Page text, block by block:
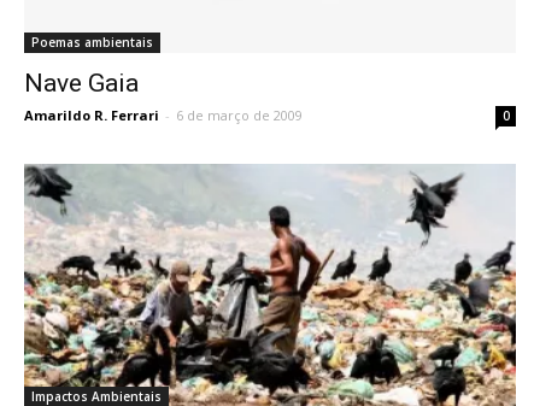
Poemas ambientais
Nave Gaia
Amarildo R. Ferrari - 6 de março de 2009 0
Impactos Ambientais